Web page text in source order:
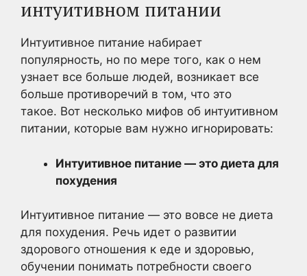
интуитивном питании
Интуитивное питание набирает
популярность, но по мере того, как о нем
узнает все больше людей, возникает все
больше противоречий в том, что это
такое. Вот несколько мифов об интуитивном
питании, которые вам нужно игнорировать:
Интуитивное питание — это диета для
похудения
Интуитивное питание — это вовсе не диета
для похудения. Речь идет о развитии
здорового отношения к еде и здоровью,
обучении понимать потребности своего